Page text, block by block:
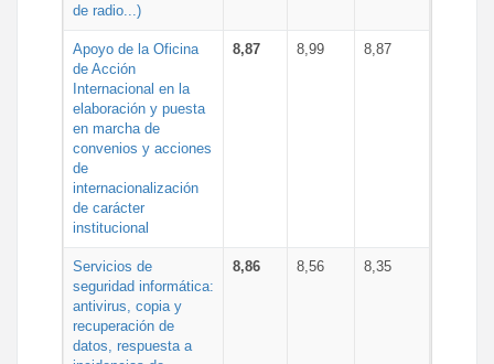
de radio...)
Apoyo de la Oficina
de Acción
Internacional en la
elaboración y puesta
en marcha de
convenios y acciones
de
internacionalización
de carácter
institucional
8,87 8,99 8,87
Servicios de
seguridad informática:
antivirus, copia y
recuperación de
datos, respuesta a
8,86 8,56 8,35